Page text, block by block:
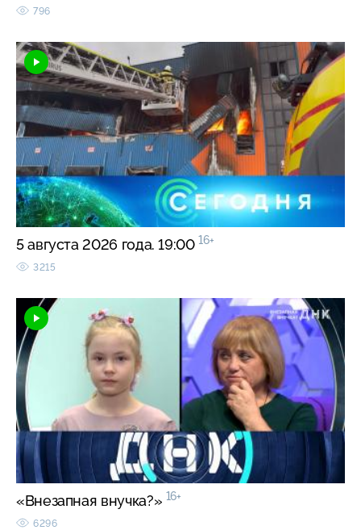
796
5 августа 2026 года. 19:00 16+
3215
«Внезапная внучка?» 16+
6296